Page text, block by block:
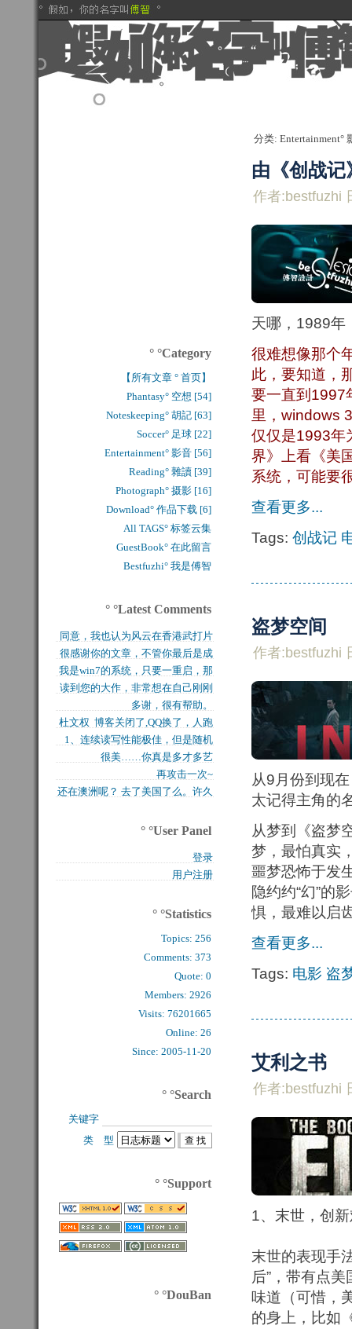
分类: Entertainment°
由《创战
作者:bestfuzhi
天哪，1989年
很难想像那个
此，要知道，
要一直到1997
里，windows
仅仅是1993年
界》上看《美
系统，可能要
查看更多...
Tags: 创战记
盗梦空间
作者:bestfuzhi
从9月份到现
太记得主角的
从梦到《盗梦
梦，最怕真实
噩梦恐怖于发
隐约约“幻”的
惧，最难以启
查看更多...
Tags: 电影 盗
艾利之书
作者:bestfuzhi
1、末世，创
末世的表现手
后”，带有点
味道（可惜，
的身上，比如
° °Category
【所有文章 ° 首页】
Phantasy° 空想 [54]
Noteskeeping° 胡記 [63]
Soccer° 足球 [22]
Entertainment° 影音 [56]
Reading° 雜讀 [39]
Photograph° 摄影 [16]
Download° 作品下载 [6]
All TAGS° 标签云集
GuestBook° 在此留言
Bestfuzhi° 我是傅智
° °Latest Comments
同意，我也认为风云在香港武打片
历史上是绝无仅有的，...
很感谢你的文章，不管你最后是成
功还是失败，能让后来...
我是win7的系统，只要一重启，那
块MFT盘就无法...
读到您的大作，非常想在自己刚刚
买的固态硬盘上试试，...
多谢，很有帮助。
杜文权 博客关闭了,QQ换了，人跑
了 新的QQ...
1、连续读写性能极佳，但是随机
写入性能极差（这对于...
很美……你真是多才多艺
再攻击一次~
还在澳洲呢？ 去了美国了么。许久
° °User Panel
登录
用户注册
° °Statistics
Topics:256
Comments: 373
Quote: 0
Members: 2926
Visits: 76201665
Online: 26
Since: 2005-11-20
° °Search
关键字
类 型
° °Support
° °DouBan